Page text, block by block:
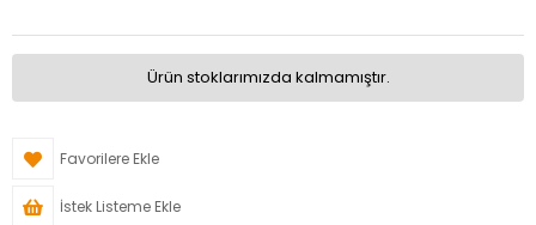
Ürün stoklarımızda kalmamıştır.
Favorilere Ekle
İstek Listeme Ekle